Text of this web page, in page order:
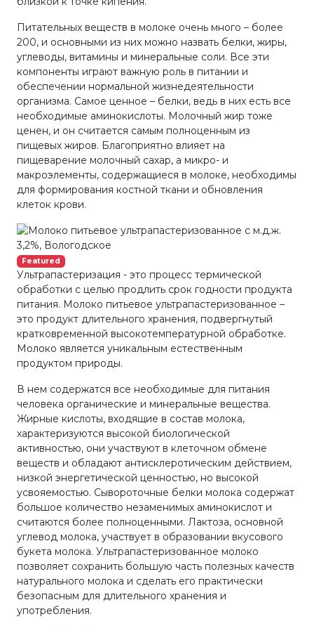
Питательных веществ в молоке очень много – более
200, и основными из них можно назвать белки, жиры,
углеводы, витамины и минеральные соли. Все эти
компоненты играют важную роль в питании и
обеспечении нормальной жизнедеятельности
организма. Самое ценное – белки, ведь в них есть все
необходимые аминокислоты. Молочный жир тоже
ценен, и он считается самым полноценным из
пищевых жиров. Благоприятно влияет на
пищеварение молочный сахар, а микро- и
макроэлементы, содержащиеся в молоке, необходимы
для формирования костной ткани и обновления
клеток крови.
Featured
Ультрапастеризация - это процесс термической
обработки с целью продлить срок годности продукта
питания. Молоко питьевое ультрапастеризованное –
это продукт длительного хранения, подвергнутый
кратковременной высокотемпературной обработке.
Молоко является уникальным естественным
продуктом природы.
В нем содержатся все необходимые для питания
человека органические и минеральные вещества.
Жирные кислоты, входящие в состав молока,
характеризуются высокой биологической
активностью, они участвуют в клеточном обмене
веществ и обладают антисклеротическим действием,
низкой энергетической ценностью, но высокой
усвояемостью. Сывороточные белки молока содержат
большое количество незаменимых аминокислот и
считаются более полноценными. Лактоза, основной
углевод молока, участвует в образовании вкусового
букета молока. Ультрапастеризованное молоко
позволяет сохранить большую часть полезных качеств
натурального молока и сделать его практически
безопасным для длительного хранения и
употребления.